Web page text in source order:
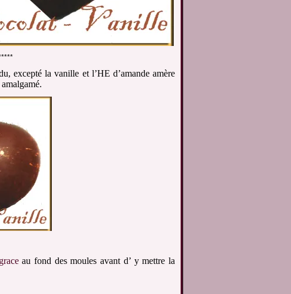
excepté la vanille et l’HE d’amande amère
au fond des moules avant d’ y mettre la